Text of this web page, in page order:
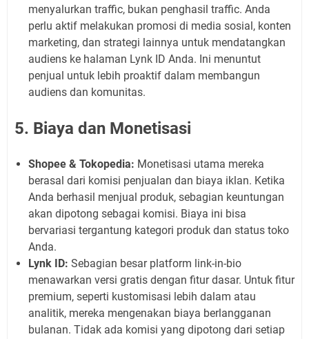
menyalurkan traffic, bukan penghasil traffic. Anda
perlu aktif melakukan promosi di media sosial, konten
marketing, dan strategi lainnya untuk mendatangkan
audiens ke halaman Lynk ID Anda. Ini menuntut
penjual untuk lebih proaktif dalam membangun
audiens dan komunitas.
5. Biaya dan Monetisasi
Shopee & Tokopedia: Monetisasi utama mereka
berasal dari komisi penjualan dan biaya iklan. Ketika
Anda berhasil menjual produk, sebagian keuntungan
akan dipotong sebagai komisi. Biaya ini bisa
bervariasi tergantung kategori produk dan status toko
Anda.
Lynk ID: Sebagian besar platform link-in-bio
menawarkan versi gratis dengan fitur dasar. Untuk fitur
premium, seperti kustomisasi lebih dalam atau
analitik, mereka mengenakan biaya berlangganan
bulanan. Tidak ada komisi yang dipotong dari setiap